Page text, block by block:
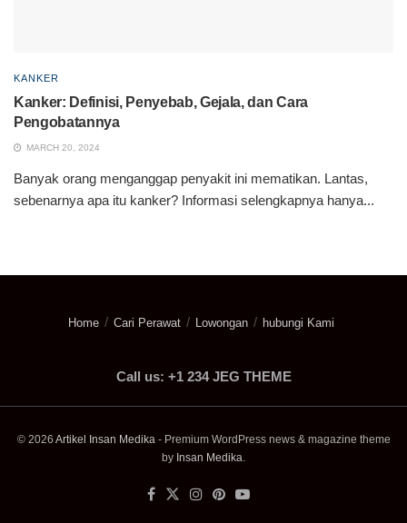
KANKER
Kanker: Definisi, Penyebab, Gejala, dan Cara
Pengobatannya
MARCH 20, 2024
Banyak orang menganggap penyakit ini mematikan. Lantas,
sebenarnya apa itu kanker? Informasi selengkapnya hanya...
Home Cari Perawat Lowongan hubungi Kami
Call us: +1 234 JEG THEME
© 2026 Artikel Insan Medika- Premium WordPress news & magazine theme
by Insan Medika.